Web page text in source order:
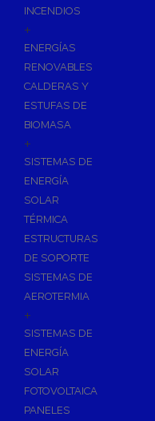
INCENDIOS
+
ENERGÍAS
RENOVABLES
CALDERAS Y
ESTUFAS DE
BIOMASA
+
SISTEMAS DE
ENERGÍA
SOLAR
TÉRMICA
ESTRUCTURAS
DE SOPORTE
SISTEMAS DE
AEROTERMIA
+
SISTEMAS DE
ENERGÍA
SOLAR
FOTOVOLTAICA
PANELES